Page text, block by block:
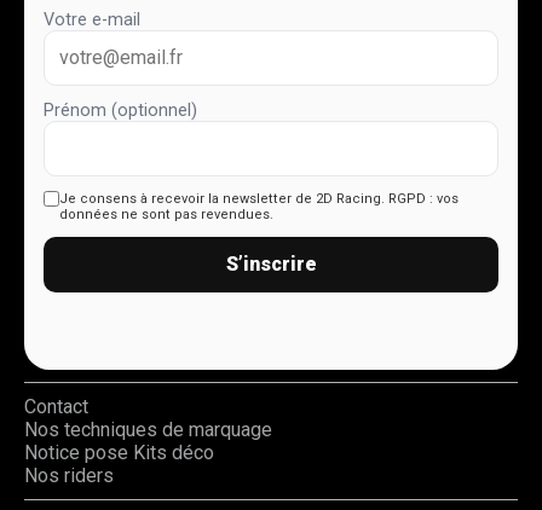
Votre e-mail
Prénom (optionnel)
Je consens à recevoir la newsletter de 2D Racing. RGPD : vos
données ne sont pas revendues.
S’inscrire
Contact
Nos techniques de marquage
Notice pose Kits déco
Nos riders